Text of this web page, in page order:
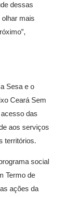
dessas
mais
Sesa e o
Ceará Sem
das
aos serviços
territórios.
social
Termo de
ações da